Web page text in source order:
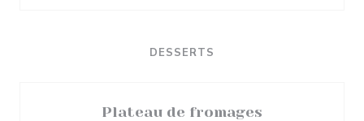
DESSERTS
Plateau de fromages